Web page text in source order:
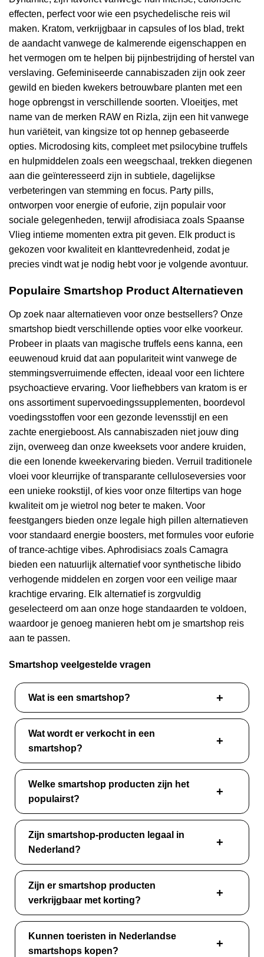
effecten, perfect voor wie een psychedelische reis wil
maken. Kratom, verkrijgbaar in capsules of los blad, trekt
de aandacht vanwege de kalmerende eigenschappen en
het vermogen om te helpen bij pijnbestrijding of herstel van
verslaving. Gefeminiseerde cannabiszaden zijn ook zeer
gewild en bieden kwekers betrouwbare planten met een
hoge opbrengst in verschillende soorten. Vloeitjes, met
name van de merken RAW en Rizla, zijn een hit vanwege
hun variëteit, van kingsize tot op hennep gebaseerde
opties. Microdosing kits, compleet met psilocybine truffels
en hulpmiddelen zoals een weegschaal, trekken diegenen
aan die geïnteresseerd zijn in subtiele, dagelijkse
verbeteringen van stemming en focus. Party pills,
ontworpen voor energie of euforie, zijn populair voor
sociale gelegenheden, terwijl afrodisiaca zoals Spaanse
Vlieg intieme momenten extra pit geven. Elk product is
gekozen voor kwaliteit en klanttevredenheid, zodat je
precies vindt wat je nodig hebt voor je volgende avontuur.
Populaire Smartshop Product Alternatieven
Op zoek naar alternatieven voor onze bestsellers? Onze
smartshop biedt verschillende opties voor elke voorkeur.
Probeer in plaats van magische truffels eens kanna, een
eeuwenoud kruid dat aan populariteit wint vanwege de
stemmingsverruimende effecten, ideaal voor een lichtere
psychoactieve ervaring. Voor liefhebbers van kratom is er
ons assortiment supervoedingssupplementen, boordevol
voedingsstoffen voor een gezonde levensstijl en een
zachte energieboost. Als cannabiszaden niet jouw ding
zijn, overweeg dan onze kweeksets voor andere kruiden,
die een lonende kweekervaring bieden. Verruil traditionele
vloei voor kleurrijke of transparante celluloseversies voor
een unieke rookstijl, of kies voor onze filtertips van hoge
kwaliteit om je wietrol nog beter te maken. Voor
feestgangers bieden onze legale high pillen alternatieven
voor standaard energie boosters, met formules voor euforie
of trance-achtige vibes. Aphrodisiacs zoals Camagra
bieden een natuurlijk alternatief voor synthetische libido
verhogende middelen en zorgen voor een veilige maar
krachtige ervaring. Elk alternatief is zorgvuldig
geselecteerd om aan onze hoge standaarden te voldoen,
waardoor je genoeg manieren hebt om je smartshop reis
aan te passen.
Smartshop veelgestelde vragen
Wat is een smartshop?
Wat wordt er verkocht in een
smartshop?
Welke smartshop producten zijn het
populairst?
Zijn smartshop-producten legaal in
Nederland?
Zijn er smartshop producten
verkrijgbaar met korting?
Kunnen toeristen in Nederlandse
smartshops kopen?